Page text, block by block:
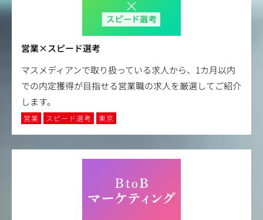
営業×スピード選考
マスメディアンで取り扱っている求人から、1カ月以内
での内定獲得が目指せる営業職の求人を厳選してご紹介
します。
営業 スピード選考 東京